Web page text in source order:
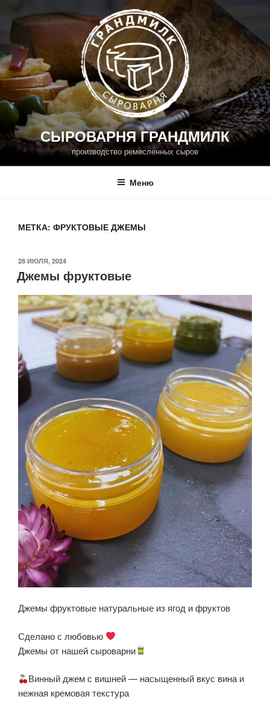
СЫРОВАРНЯ ГРАНДМИЛК
производство ремесленных сыров
Меню
МЕТКА: ФРУКТОВЫЕ ДЖЕМЫ
ОПУБЛИКОВАНО
28 ИЮЛЯ, 2024
Джемы фруктовые
Джемы фруктовые натуральные из ягод и фруктов
Сделано с любовью
Джемы от нашей сыроварни
Винный джем с вишней — насыщенный вкус вина и
нежная кремовая текстура